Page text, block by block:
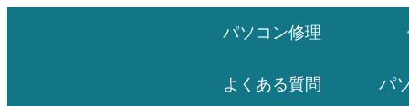
パソコン修理
よくある質問 パ